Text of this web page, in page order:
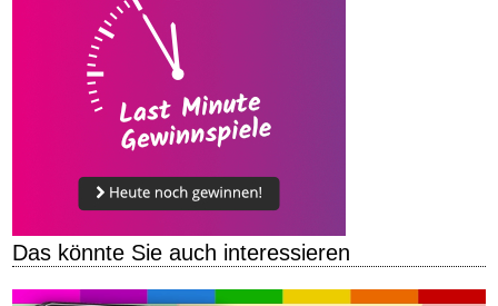
Das könnte Sie auch interessieren